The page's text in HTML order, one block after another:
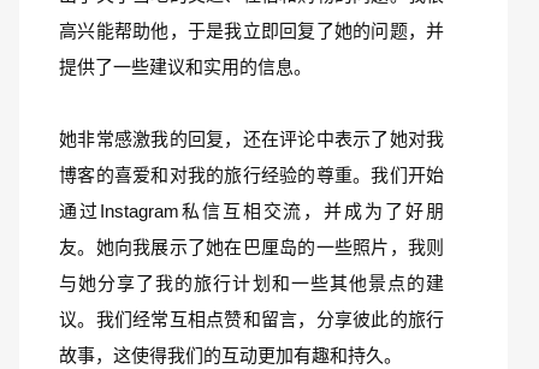
高兴能帮助他，于是我立即回复了她的问题，并
提供了一些建议和实用的信息。
她非常感激我的回复，还在评论中表示了她对我
博客的喜爱和对我的旅行经验的尊重。我们开始
通过Instagram私信互相交流，并成为了好朋
友。她向我展示了她在巴厘岛的一些照片，我则
与她分享了我的旅行计划和一些其他景点的建
议。我们经常互相点赞和留言，分享彼此的旅行
故事，这使得我们的互动更加有趣和持久。